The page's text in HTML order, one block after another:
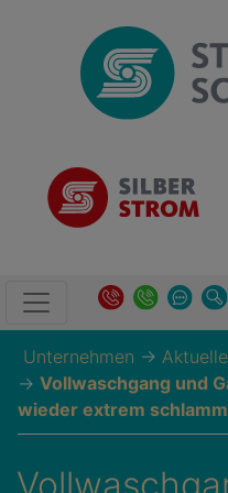
Unternehmen →
→ Vollwaschgang und
wieder extrem